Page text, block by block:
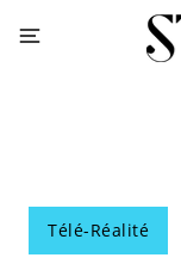
Télé-Réalité